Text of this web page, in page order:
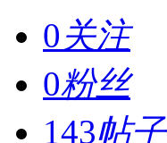
0关注
0粉丝
143帖子